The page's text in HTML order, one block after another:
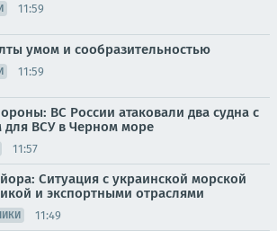
11:59
умом и сообразительностью
11:59
ВС России атаковали два судна с
для ВСУ в Черном море
11:57
Ситуация с украинской морской
и экспортными отраслями
11:49